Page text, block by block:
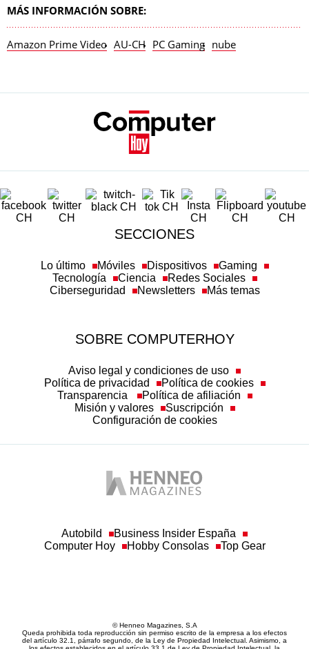
MÁS INFORMACIÓN SOBRE:
Amazon Prime Video AU-CH PC Gaming nube
SECCIONES
Lo último Móviles Dispositivos
Gaming
Tecnología
Ciencia
Redes Sociales
Ciberseguridad
Newsletters Más temas
SOBRE COMPUTERHOY
Aviso legal y condiciones de uso
Política de privacidad
Política de cookies
Transparencia
Política de afiliación
Misión y valores
Suscripción
Configuración de cookies
Autobild
Business Insider España
Computer Hoy
Hobby Consolas Top Gear
© Henneo Magazines, S.A
Queda prohibida toda reproducción sin permiso escrito de la empresa a los efectos
del artículo 32.1, párrafo segundo, de la Ley de Propiedad Intelectual. Asimismo, a